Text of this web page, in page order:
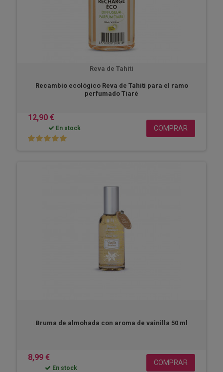
Reva de Tahiti
Recambio ecológico Reva de Tahiti para el ramo
perfumado Tiaré
12,90 €
En stock COMPRAR
Bruma de almohada con aroma de vainilla 50 ml
8,99 €
En stock
COMPRAR